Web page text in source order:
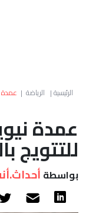
الرئيسية| الرياضة | عمدة
عمدة
للتتويج
بواسطة